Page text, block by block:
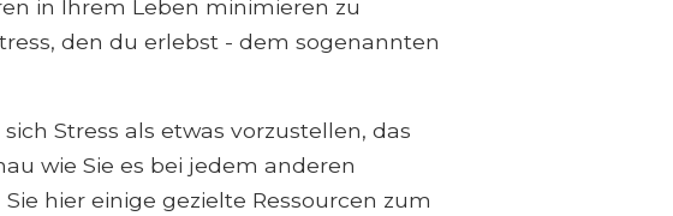
in Ihrem Leben minimieren zu
den du erlebst - dem sogenannten
Stress als etwas vorzustellen, das
wie Sie es bei jedem anderen
hier einige gezielte Ressourcen zum